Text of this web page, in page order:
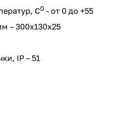
С0 - от 0 до +55
– 300х130х25
IP – 51